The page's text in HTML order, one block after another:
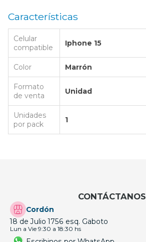
Características
Celular
compatible
Iphone 15
Color Marrón
Formato
de venta
Unidad
Unidades
por pack
1
CONTÁCTANOS
Cordón
18 de Julio 1756 esq. Gaboto
Lun a Vie 9:30 a 18:30 hs